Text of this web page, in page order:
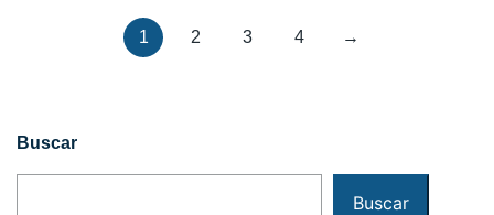
1 2 3 4 →
Buscar
Buscar